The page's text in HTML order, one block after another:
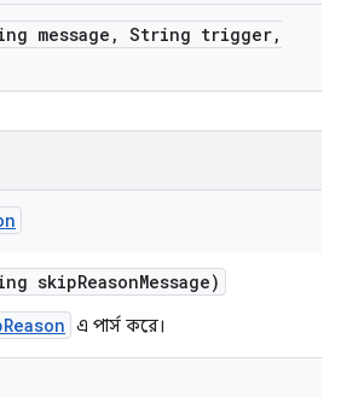
message , String trigger,
skipReasonMessage)
এ পার্স করে।